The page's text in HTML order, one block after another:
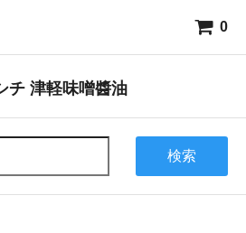
0
チ 津軽味噌醬油
検索